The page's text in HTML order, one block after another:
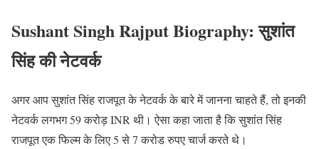
Sushant Singh Rajput Biography: सुशांत
सिंह की नेटवर्क
अगर आप सुशांत सिंह राजपूत के नेटवर्क के बारे में जानना चाहते हैं, तो इनकी
नेटवर्क लगभग 59 करोड़ INR थी। ऐसा कहा जाता है कि सुशांत सिंह
राजपूत एक फिल्म के लिए 5 से 7 करोड रुपए चार्ज करते थे।